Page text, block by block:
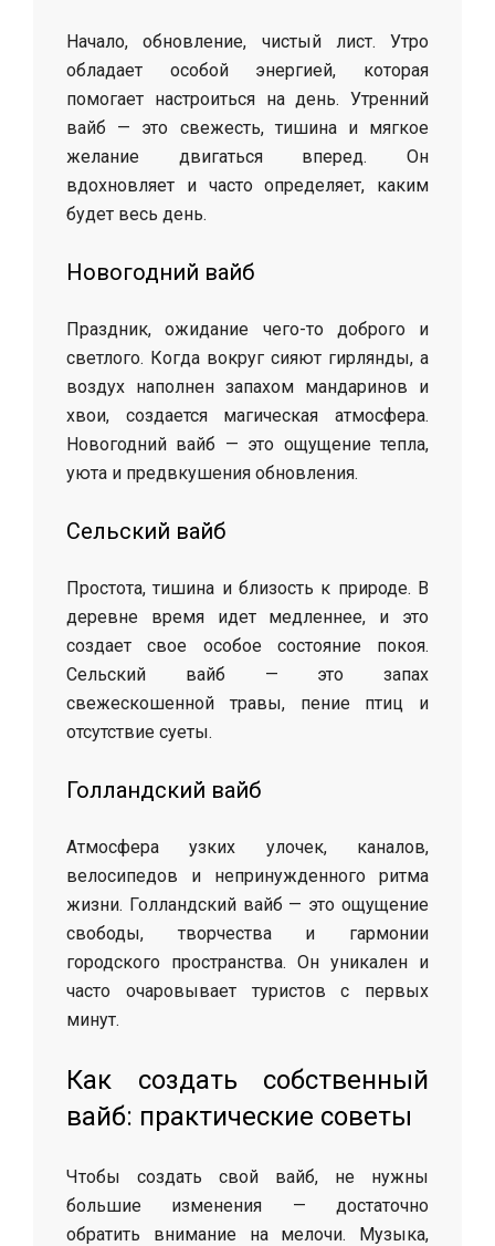
Начало, обновление, чистый лист. Утро
обладает особой энергией, которая
помогает настроиться на день. Утренний
вайб — это свежесть, тишина и мягкое
желание двигаться вперед. Он
вдохновляет и часто определяет, каким
будет весь день.
Новогодний вайб
Праздник, ожидание чего-то доброго и
светлого. Когда вокруг сияют гирлянды, а
воздух наполнен запахом мандаринов и
хвои, создается магическая атмосфера.
Новогодний вайб — это ощущение тепла,
уюта и предвкушения обновления.
Сельский вайб
Простота, тишина и близость к природе. В
деревне время идет медленнее, и это
создает свое особое состояние покоя.
Сельский вайб — это запах
свежескошенной травы, пение птиц и
отсутствие суеты.
Голландский вайб
Атмосфера узких улочек, каналов,
велосипедов и непринужденного ритма
жизни. Голландский вайб — это ощущение
свободы, творчества и гармонии
городского пространства. Он уникален и
часто очаровывает туристов с первых
минут.
Как создать собственный
вайб: практические советы
Чтобы создать свой вайб, не нужны
большие изменения — достаточно
обратить внимание на мелочи. Музыка,